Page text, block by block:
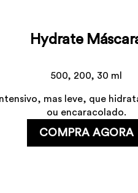
Hydrate
500, 200, 30 ml
mas leve, que
ou encaracolado.
COMPRA AGORA